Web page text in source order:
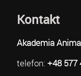
Kontakt
Akademia
telefon: +48 577